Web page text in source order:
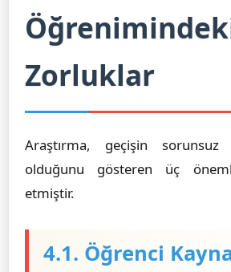
Zorluklar
Araştırma, geçişin
olduğunu gösteren üç
etmiştir.
4.1. Öğrenci